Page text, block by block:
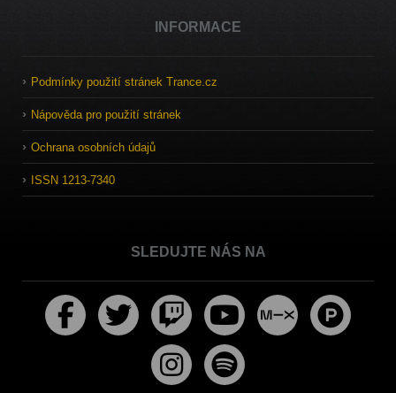
INFORMACE
Podmínky použití stránek Trance.cz
Nápověda pro použití stránek
Ochrana osobních údajů
ISSN 1213-7340
SLEDUJTE NÁS NA